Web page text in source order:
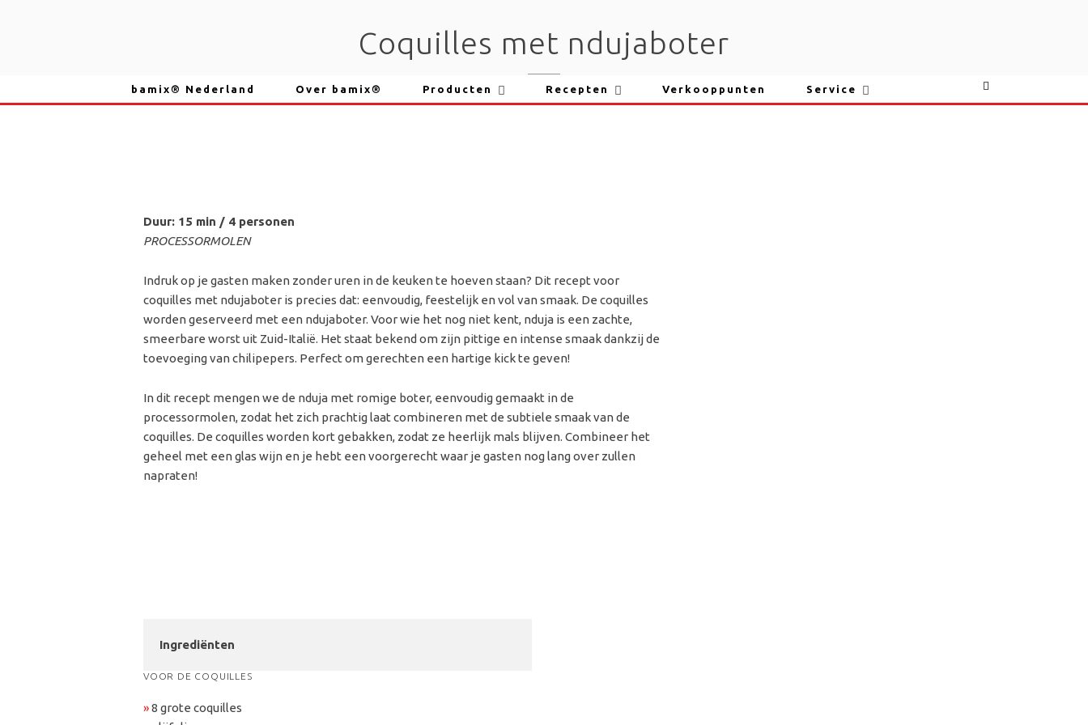
bamix® Nederland Over bamix® Producten Recepten Verkooppunten Service
Coquilles met ndujaboter
Duur: 15 min / 4 personen
PROCESSORMOLEN
Indruk op je gasten maken zonder uren in de keuken te hoeven staan? Dit recept voor
coquilles met ndujaboter is precies dat: eenvoudig, feestelijk en vol van smaak. De coquilles
worden geserveerd met een ndujaboter. Voor wie het nog niet kent, nduja is een zachte,
smeerbare worst uit Zuid-Italië. Het staat bekend om zijn pittige en intense smaak dankzij de
toevoeging van chilipepers. Perfect om gerechten een hartige kick te geven!
In dit recept mengen we de nduja met romige boter, eenvoudig gemaakt in de
processormolen, zodat het zich prachtig laat combineren met de subtiele smaak van de
coquilles. De coquilles worden kort gebakken, zodat ze heerlijk mals blijven. Combineer het
geheel met een glas wijn en je hebt een voorgerecht waar je gasten nog lang over zullen
napraten!
Ingrediënten
VOOR DE COQUILLES
»8 grote coquilles